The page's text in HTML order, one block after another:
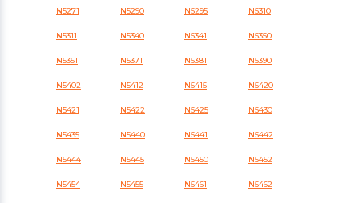
N5271 N5290 N5295 N5310
N5311 N5340 N5341 N5350
N5351 N5371 N5381 N5390
N5402 N5412 N5415 N5420
N5421 N5422 N5425 N5430
N5435 N5440 N5441 N5442
N5444 N5445 N5450 N5452
N5454 N5455 N5461 N5462